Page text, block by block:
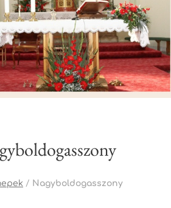
/ Nagyboldogasszony